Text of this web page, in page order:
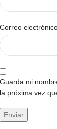
Correo electrónico
Guarda mi
la próxima vez